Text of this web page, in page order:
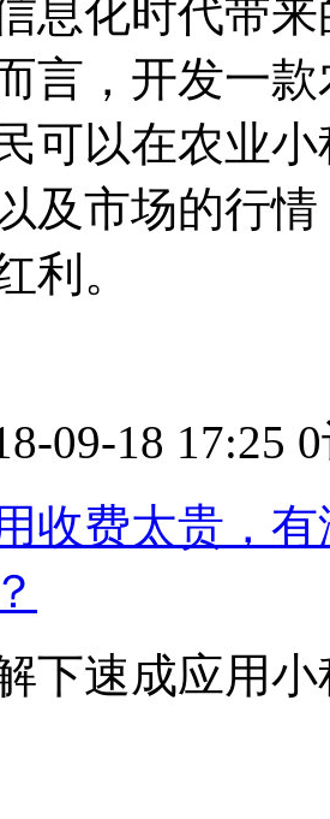
息化时代带
言，开发一
可以在农业
及市场的行
利。
09-18 17:25
收费太贵，
下速成应用